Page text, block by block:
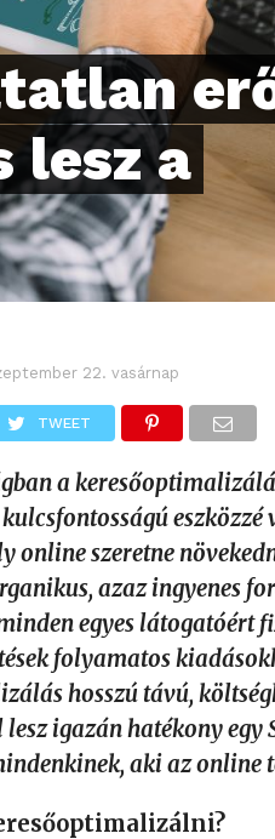
lesz a
22. vasárnap
TWEET
a
online szeretne
azaz ingyenes
egyes látogatóért
folyamatos
hosszú távú,
igazán hatékony egy
aki az online